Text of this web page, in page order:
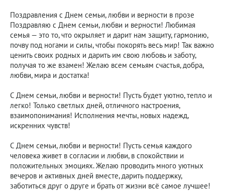
Поздравления с Днем семьи, любви и верности в прозе
Поздравляю с Днем семьи, любви и верности! Любимая
семья — это то, что окрыляет и дарит нам защиту, гармонию,
почву под ногами и силы, чтобы покорять весь мир! Так важно
ценить своих родных и дарить им свою любовь и заботу,
получая то же взамен! Желаю всем семьям счастья, добра,
любви, мира и достатка!
С Днем семьи, любви и верности! Пусть будет уютно, тепло и
легко! Только светлых дней, отличного настроения,
взаимопонимания! Исполнения мечты, новых надежд,
искренних чувств!
С Днем семьи, любви и верности! Пусть семья каждого
человека живет в согласии и любви, в спокойствии и
положительных эмоциях. Желаю проводить много уютных
вечеров и активных дней вместе, дарить поддержку,
заботиться друг о друге и брать от жизни всё самое лучшее!